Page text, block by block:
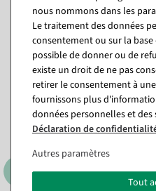
Vous
nous nommons dans les
Le traitement des données
consentement ou sur la
possible de donner ou de
existe un droit de ne pas
retirer le consentement à
fournissons plus
données personnelles et des
Déclaration de
Autres paramètres
Tout